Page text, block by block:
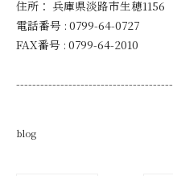
住所： 兵庫県淡路市生穂1156
電話番号 : 0799-64-0727
FAX番号 : 0799-64-2010
blog